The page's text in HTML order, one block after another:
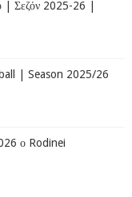
| Σεζόν 2025-26 |
| Season 2025/26
ο Rodinei